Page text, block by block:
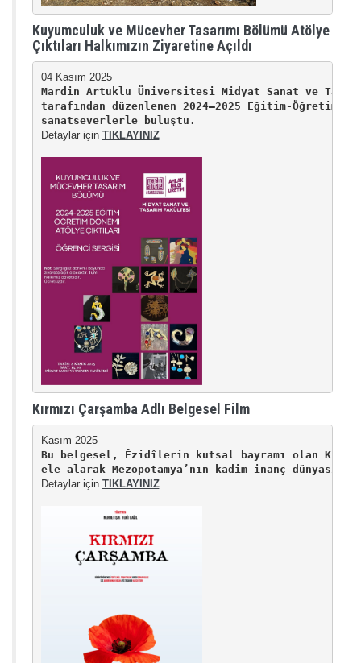
Kuyumculuk ve Mücevher Tasarımı Bölümü Atölye
Çıktıları Halkımızın Ziyaretine Açıldı
04 Kasım 2025
Mardin Artuklu Üniversitesi Midyat Sanat ve
tarafından düzenlenen 2024–2025 Eğitim-
sanatseverlerle buluştu.
Detaylar için TIKLAYINIZ
Kırmızı Çarşamba Adlı Belgesel Film
Kasım 2025
Bu belgesel, Êzidîlerin kutsal bayramı olan
ele alarak Mezopotamya’nın kadim inanç
Detaylar için TIKLAYINIZ